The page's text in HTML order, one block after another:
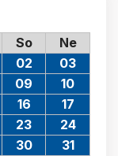
So Ne
02
03
09
10
16
17
23
24
30 31